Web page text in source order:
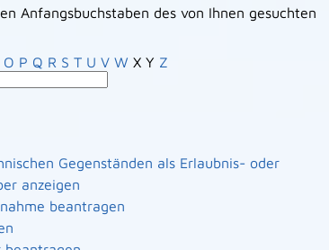
Anfangsbuchstaben des von Ihnen gesuchten
O P Q R S T U V W X Y Z
Gegenständen als Erlaubnis- oder
anzeigen
beantragen